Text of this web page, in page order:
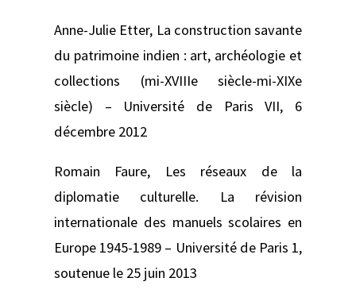
Anne-Julie Etter, La construction savante
du patrimoine indien : art, archéologie et
collections (mi-XVIIIe siècle-mi-XIXe
siècle) – Université de Paris VII, 6
décembre 2012
Romain Faure, Les réseaux de la
diplomatie culturelle. La révision
internationale des manuels scolaires en
Europe 1945-1989 – Université de Paris 1,
soutenue le 25 juin 2013